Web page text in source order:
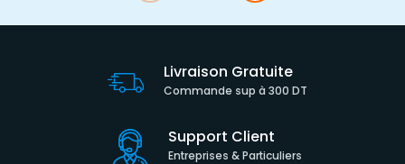
Livraison Gratuite
Commande sup à 300 DT
Support Client
Entreprises & Particuliers